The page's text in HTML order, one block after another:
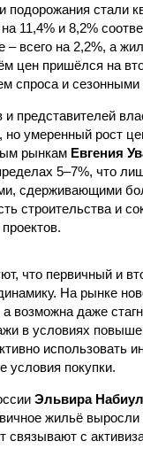
стали
11,4% и 8,2%
– всего на 2,2%, а
цен пришёлся на
спроса и
и представителей
умеренный рост
рынкам Евгения
5–7%, что
сдерживающими
строительства и
что первичный и
На рынке
а возможна даже
в условиях
использовать
условия покупки.
Эльвира
жильё
связывают с